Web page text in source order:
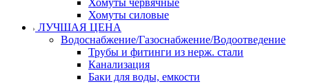
Хомуты червячные
Хомуты силовые
ЛУЧШАЯ ЦЕНА
Водоснабжение/Газоснабжение/Водоотведение
Трубы и фитинги из нерж. стали
Канализация
Баки для воды, емкости